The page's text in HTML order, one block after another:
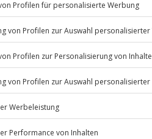
Listenansicht
© OpenStreetMaps